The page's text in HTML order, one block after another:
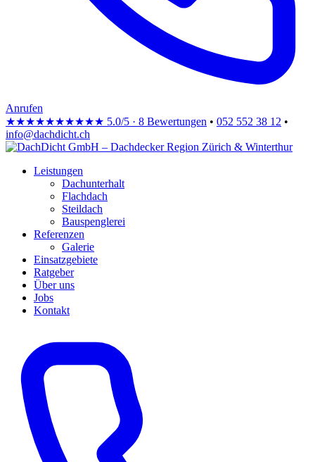
Anrufen
★★★★★★★★★★ 5.0/5 · 8 Bewertungen • 052 552 38 12 •
info@dachdicht.ch
Leistungen
Dachunterhalt
Flachdach
Steildach
Bauspenglerei
Referenzen
Galerie
Einsatzgebiete
Ratgeber
Über uns
Jobs
Kontakt